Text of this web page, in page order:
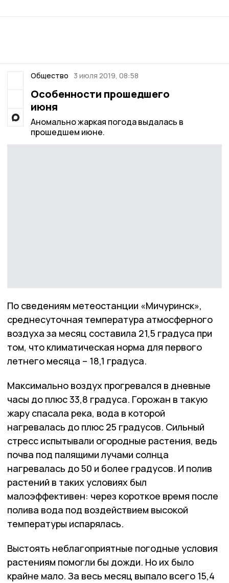
Общество 3 июля 2019, 08:58
Особенности прошедшего
июня
Аномально жаркая погода выдалась в
прошедшем июне.
По сведениям метеостанции «Мичуринск»,
среднесуточная температура атмосферного
воздуха за месяц составила 21,5 градуса при
том, что климатическая норма для первого
летнего месяца – 18,1 градуса.
Максимально воздух прогревался в дневные
часы до плюс 33,8 градуса. Горожан в такую
жару спасала река, вода в которой
нагревалась до плюс 25 градусов. Сильный
стресс испытывали огородные растения, ведь
почва под палящими лучами солнца
нагревалась до 50 и более градусов. И полив
растений в таких условиях был
малоэффективен: через короткое время после
полива вода под воздействием высокой
температуры испарялась.
Выстоять неблагоприятные погодные условия
растениям помогли бы дожди. Но их было
крайне мало. За весь месяц выпало всего 15,4